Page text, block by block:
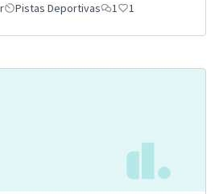
Pistas Deportivas 1 1